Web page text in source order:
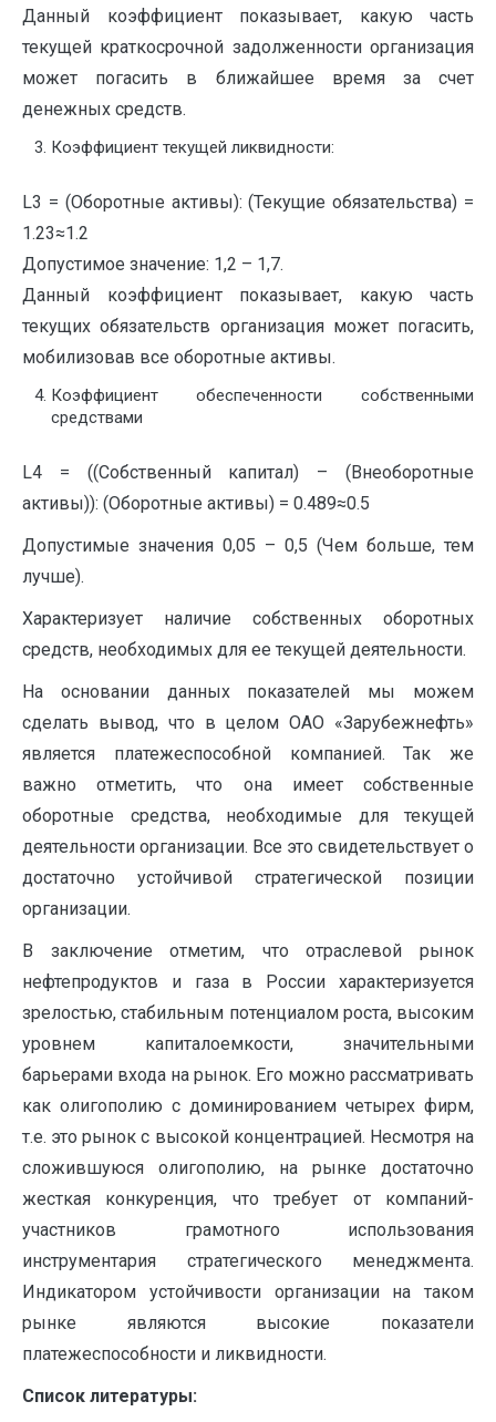
Данный коэффициент показывает, какую часть
текущей краткосрочной задолженности организация
может погасить в ближайшее время за счет
денежных средств.
Коэффициент текущей ликвидности:
L3 = (Оборотные активы): (Текущие обязательства) =
1.23≈1.2
Допустимое значение: 1,2 – 1,7.
Данный коэффициент показывает, какую часть
текущих обязательств организация может погасить,
мобилизовав все оборотные активы.
Коэффициент обеспеченности собственными
средствами
L4 = ((Собственный капитал) – (Внеоборотные
активы)): (Оборотные активы) = 0.489≈0.5
Допустимые значения 0,05 – 0,5 (Чем больше, тем
лучше).
Характеризует наличие собственных оборотных
средств, необходимых для ее текущей деятельности.
На основании данных показателей мы можем
сделать вывод, что в целом ОАО «Зарубежнефть»
является платежеспособной компанией. Так же
важно отметить, что она имеет собственные
оборотные средства, необходимые для текущей
деятельности организации. Все это свидетельствует о
достаточно устойчивой стратегической позиции
организации.
В заключение отметим, что отраслевой рынок
нефтепродуктов и газа в России характеризуется
зрелостью, стабильным потенциалом роста, высоким
уровнем капиталоемкости, значительными
барьерами входа на рынок. Его можно рассматривать
как олигополию с доминированием четырех фирм,
т.е. это рынок с высокой концентрацией. Несмотря на
сложившуюся олигополию, на рынке достаточно
жесткая конкуренция, что требует от компаний-
участников грамотного использования
инструментария стратегического менеджмента.
Индикатором устойчивости организации на таком
рынке являются высокие показатели
платежеспособности и ликвидности.
Список литературы: